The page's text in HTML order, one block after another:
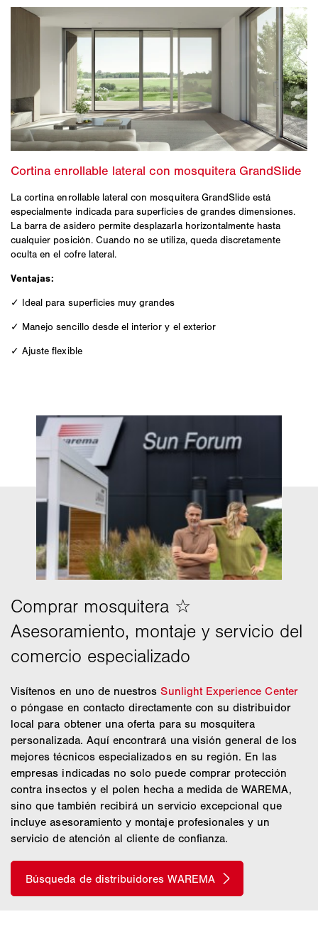
La cortina enrollable lateral con mosquitera GrandSlide está
especialmente indicada para superficies de grandes dimensiones.
La barra de asidero permite desplazarla horizontalmente hasta
cualquier posición. Cuando no se utiliza, queda discretamente
oculta en el cofre lateral.
Ventajas:
✓ Ideal para superficies muy grandes
✓ Manejo sencillo desde el interior y el exterior
✓ Ajuste flexible
Visítenos en uno de nuestrosSunlight Experience Center
o póngase en contacto directamente con su distribuidor
local para obtener una oferta para su mosquitera
personalizada. Aquí encontrará una visión general de los
mejores técnicos especializados en su región. En las
empresas indicadas no solo puede comprar protección
contra insectos y el polen hecha a medida de WAREMA,
sino que también recibirá un servicio excepcional que
incluye asesoramiento y montaje profesionales y un
servicio de atención al cliente de confianza.